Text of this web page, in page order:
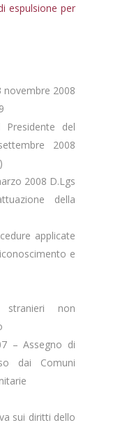
espulsione per
novembre 2008
del
2008
2008 D.Lgs
della
applicate
e
non
– Assegno di
dai Comuni
sui diritti dello